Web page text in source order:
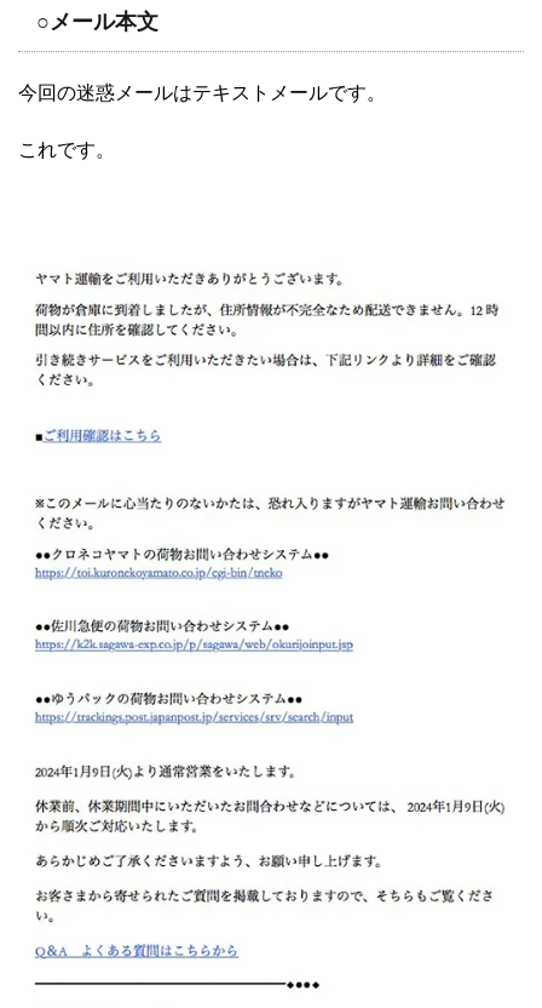
○メール本文
今回の迷惑メールはテキストメールです。
これです。